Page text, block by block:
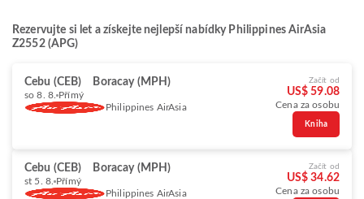
Rezervujte si let a získejte nejlepší nabídky Philippines AirAsia
Z2552 (APG)
Cebu (CEB) Boracay (MPH)
so 8. 8. Přímý
Philippines AirAsia
Začít od
US$ 59.08
Cena za osobu
Kniha
Cebu (CEB) Boracay (MPH)
st 5. 8. Přímý
Philippines AirAsia
Začít od
US$ 34.62
Cena za osobu